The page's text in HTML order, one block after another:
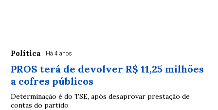
Política Há 4 anos
PROS terá de devolver R$ 11,25 milhões
a cofres públicos
Determinação é do TSE, após desaprovar prestação de
contas do partido